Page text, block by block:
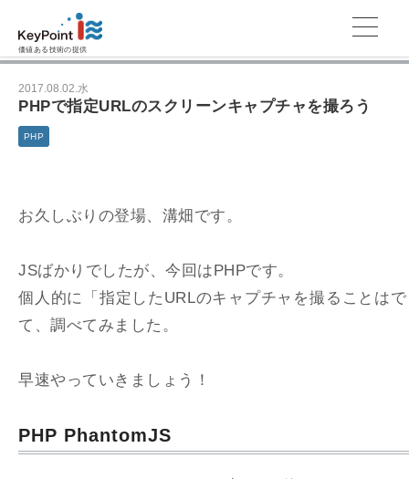
価値ある技術の提供
2017.08.02.水
PHPで指定URLのスクリーンキャプチャを撮ろう
PHP
お久しぶりの登場、溝畑です。
JSばかりでしたが、今回はPHPです。
個人的に「指定したURLのキャプチャを撮ることは
て、調べてみました。
早速やっていきましょう！
PHP PhantomJS